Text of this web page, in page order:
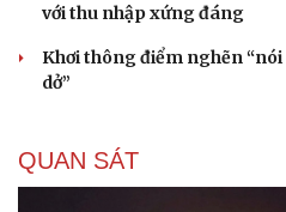
với thu nhập xứng đáng
Khơi thông điểm nghẽn
dở”
QUAN SÁT